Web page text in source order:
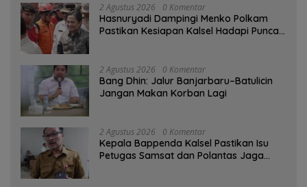
2 Agustus 2026 0 Komentar
Hasnuryadi Dampingi Menko Polkam
Pastikan Kesiapan Kalsel Hadapi Puncak
2 Agustus 2026 0 Komentar
Bang Dhin: Jalur Banjarbaru–Batulicin
Jangan Makan Korban Lagi
2 Agustus 2026 0 Komentar
Kepala Bappenda Kalsel Pastikan Isu
Petugas Samsat dan Polantas Jaga